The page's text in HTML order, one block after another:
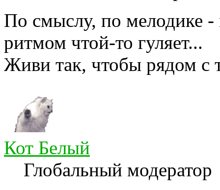
По смыслу, по мелодике
ритмом чтой-то гуляет...
Живи так, чтобы рядом с
Кот Белый
Глобальный модератор